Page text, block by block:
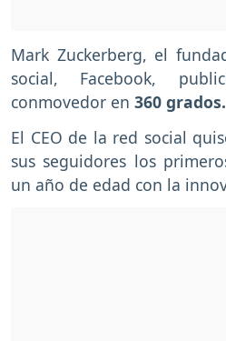
Mark Zuckerberg, el
social, Facebook,
conmovedor en 360 grados.
El CEO de la red social
sus seguidores los
un año de edad con la